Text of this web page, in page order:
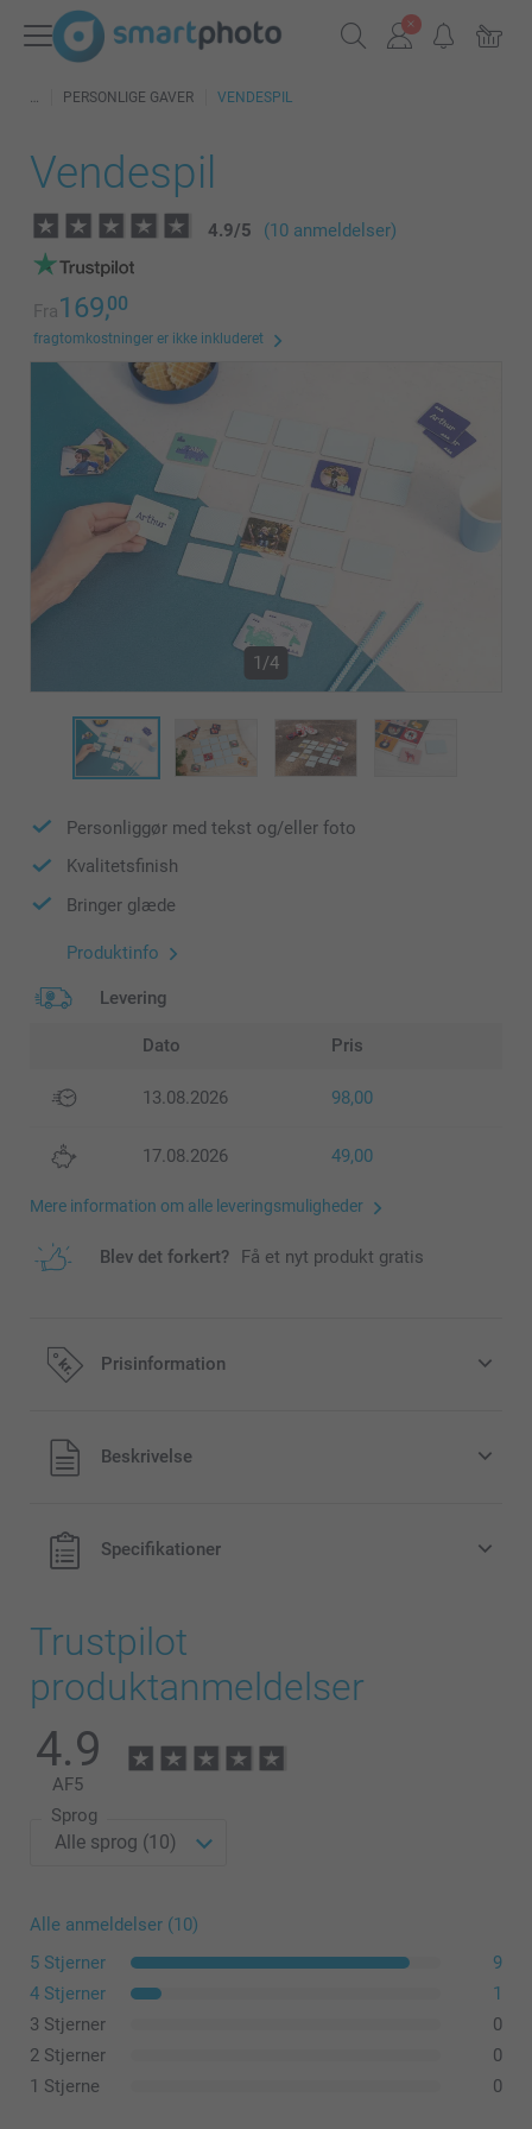
PERSONLIGE GAVER VENDESPIL
Vendespil
4.9/5 (10 anmeldelser)
Fra169,00
fragtomkostninger er ikke inkluderet
1/4
Personliggør med tekst og/eller foto
Kvalitetsfinish
Bringer glæde
Produktinfo
Levering
Dato Pris
13.08.2026 98,00
17.08.2026 49,00
Mere information om alle leveringsmuligheder
Blev det forkert? Få et nyt produkt gratis
Prisinformation
Alle priser inklusive moms og uden
forsendelsesomkostninger
Beskrivelse
Specifikationer
Trustpilot
produktanmeldelser
4.9
AF5
Sprog
Alle anmeldelser (10)
5 Stjerner
9
4 Stjerner
1
3 Stjerner
0
2 Stjerner
0
1 Stjerne
0